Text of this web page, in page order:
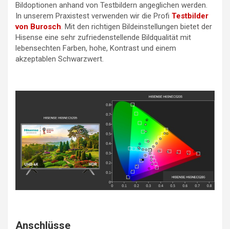
Bildoptionen anhand von Testbildern angeglichen werden.
In unserem Praxistest verwenden wir die Profi Testbilder
von Burosch. Mit den richtigen Bildeinstellungen bietet der
Hisense eine sehr zufriedenstellende Bildqualität mit
lebensechten Farben, hohe, Kontrast und einem
akzeptablen Schwarzwert.
Anschlüsse